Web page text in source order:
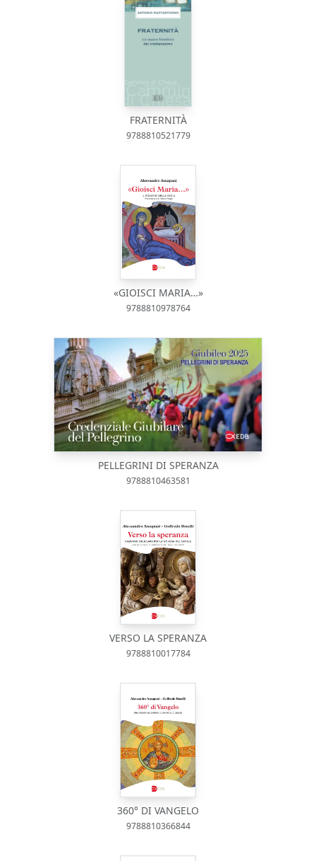
FRATERNITÀ
9788810521779
«GIOISCI MARIA…»
9788810978764
PELLEGRINI DI SPERANZA
9788810463581
VERSO LA SPERANZA
9788810017784
360° DI VANGELO
9788810366844